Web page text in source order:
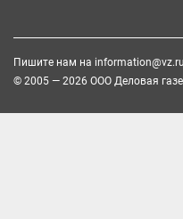
Пишите нам на information@vz.ru
© 2005 — 2026 ООО Деловая